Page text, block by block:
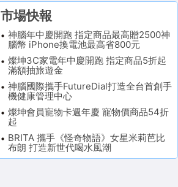
市場快報
神腦年中慶開跑 指定商品最高贈2500神
腦幣 iPhone換電池最高省800元
燦坤3C家電年中慶開跑 指定商品5折起
滿額抽旅遊金
神腦國際攜手FutureDial打造全台首創手
機健康管理中心
燦坤會員寵物卡週年慶 寵物價商品54折
起
BRITA 攜手《怪奇物語》女星米莉芭比
布朗 打造新世代喝水風潮